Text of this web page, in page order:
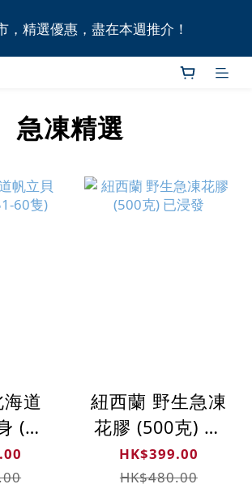
取無門檻，買滿HK$1,000即享本地免
費送貨上門服務！
，精選優惠，盡在本週推介！
無門檻，買滿HK$1,000即享本地免
急凍精選
道
每
隻)
紐西蘭 野生急凍
花膠 (500克) 已
浸發
HK$399.00
HK$480.00